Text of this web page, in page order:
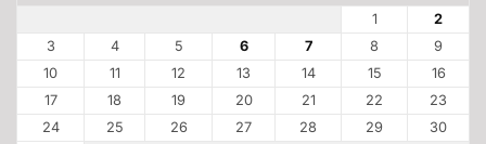
1
2
3
4 5 6 7 8
9
10
11 12 13 14 15
16
17
18 19 20 21 22
23
24
25 26 27 28 29
30